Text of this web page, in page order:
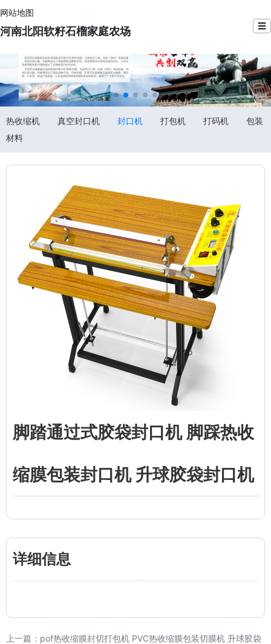
网站地图
河南北阳软籽石榴家庭农场 ☰
热收缩机 真空封口机 封口机 打包机 打码机
包装
材料
脚踏通过式胶袋封口机 脚踩热收
缩膜包装封口机 升球胶袋封口机
详细信息
上一篇： pof热收缩膜封切打包机 PVC热收缩膜包装切膜机 升球胶袋